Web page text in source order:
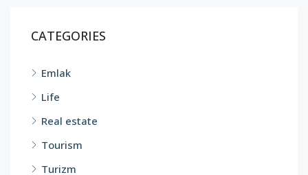
CATEGORIES
Emlak
Life
Real estate
Tourism
Turizm